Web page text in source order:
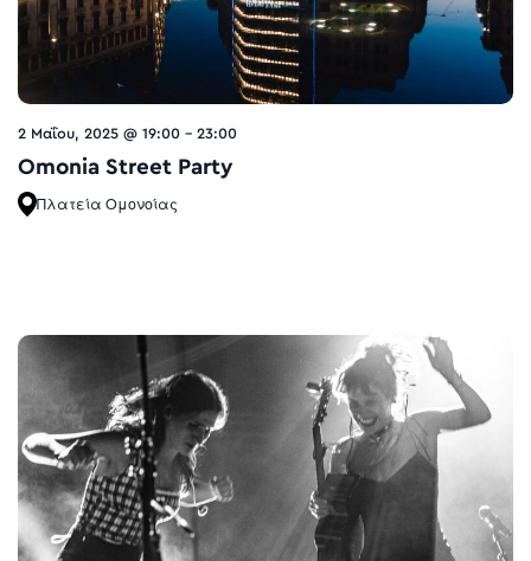
2 Μαΐου, 2025 @ 19:00 - 23:00
Omonia Street Party
Πλατεία Ομονοίας